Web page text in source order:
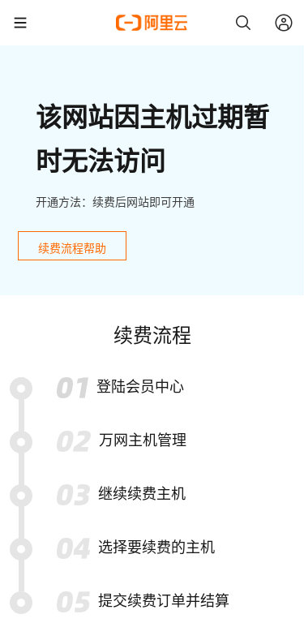
该网站因主机过期暂
时无法访问
开通方法：续费后网站即可开通
续费流程帮助
续费流程
登陆会员中心
万网主机管理
继续续费主机
选择要续费的主机
提交续费订单并结算